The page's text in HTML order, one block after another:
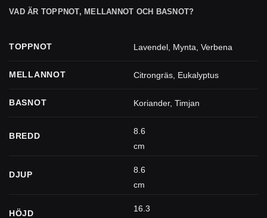
VAD ÄR TOPPNOT, MELLANNOT OCH BASNOT?
TOPPNOT Lavendel, Mynta,Verbena
MELLANNOT Citrongräs, Eukalyptus
BASNOT Koriander,Timjan
BREDD
8.6
cm
DJUP
8.6
cm
HÖJD 16.3